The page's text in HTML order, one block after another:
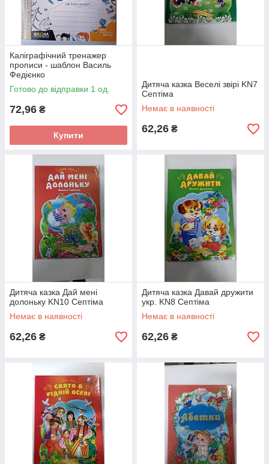
Каліграфічний тренажер
прописи - шаблон Василь
Федієнко
Готово до відправки 1 од.
72,96 ₴
Купити
Дитяча казка Веселі звірі KN7
Септіма
Немає в наявності
62,26 ₴
Дитяча казка Дай мені
долоньку KN10 Септіма
Немає в наявності
62,26 ₴
Дитяча казка Давай дружити
укр. KN8 Септіма
Немає в наявності
62,26 ₴